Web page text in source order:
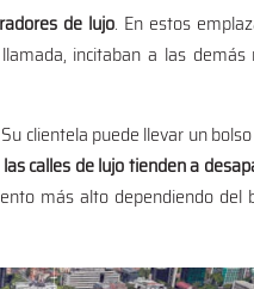
de lujo. En estos
incitaban a las demás
clientela puede llevar un
las calles de lujo tienden a
más alto dependiendo del